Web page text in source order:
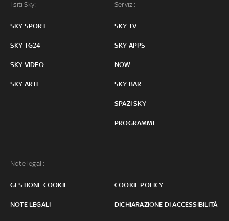
I siti Sky:
SKY SPORT
SKY TG24
SKY VIDEO
SKY ARTE
Servizi:
SKY TV
SKY APPS
NOW
SKY BAR
SPAZI SKY
PROGRAMMI
Note legali:
GESTIONE COOKIE COOKIE POLICY
NOTE LEGALI DICHIARAZIONE DI ACCESSIBILITÀ